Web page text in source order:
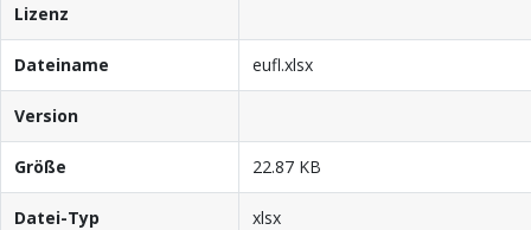
Lizenz
Dateiname eufl.xlsx
Version
Größe 22.87 KB
Datei-Typ xlsx